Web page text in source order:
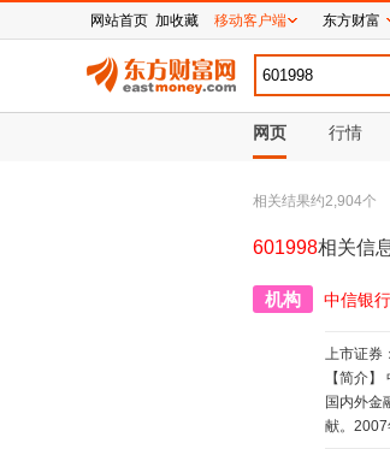
网页 行情
相关结果约2,904个
601998相关信
机构 中信银
上市证券：
【简介】
国内外金
献。2007
网站首页 加收藏 移动客户端 东方财富